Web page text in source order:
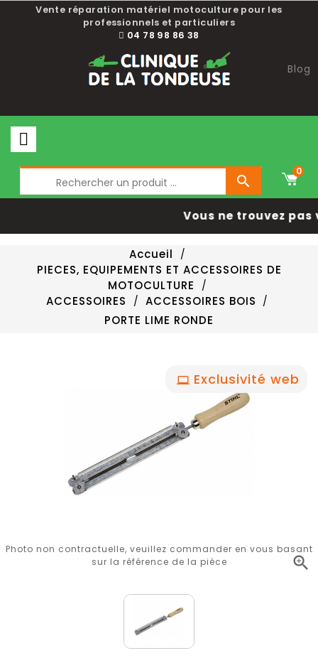
Vente réparation matériel motoculture pour les
professionnels et particuliers
04 78 98 86 38
Blog

0
Vous ne trouvez pas
Accueil
PIECES, EQUIPEMENTS ET ACCESSOIRES DE
MOTOCULTURE
ACCESSOIRES
ACCESSOIRES BOIS
PORTE LIME RONDE
Exclusivité web

Photo non contractuelle, veuillez commander en vous basant
sur la référence de la pièce